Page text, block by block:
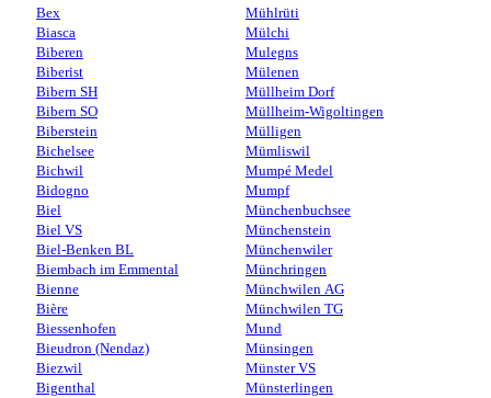
Bex
Biasca
Biberen
Biberist
Bibern SH
Bibern SO
Biberstein
Bichelsee
Bichwil
Bidogno
Biel
Biel VS
Biel-Benken BL
Biembach im Emmental
Bienne
Bière
Biessenhofen
Bieudron (Nendaz)
Biezwil
Bigenthal
Mühlrüti
Mülchi
Mulegns
Mülenen
Müllheim Dorf
Müllheim-Wigoltingen
Mülligen
Mümliswil
Mumpé Medel
Mumpf
Münchenbuchsee
Münchenstein
Münchenwiler
Münchringen
Münchwilen AG
Münchwilen TG
Mund
Münsingen
Münster VS
Münsterlingen